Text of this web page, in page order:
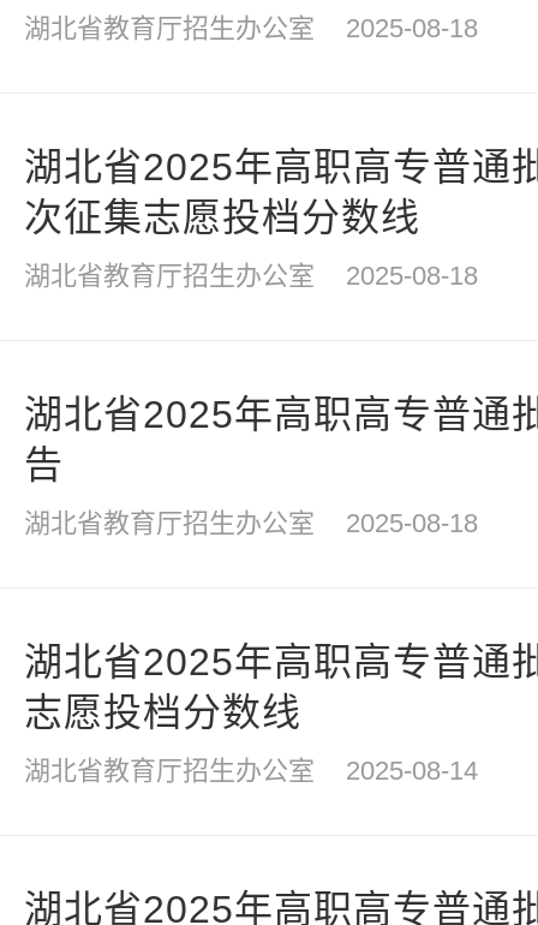
湖北省教育厅招生办公室 2025-08-18
湖北省2025年高职高专普通
次征集志愿投档分数线
湖北省教育厅招生办公室 2025-08-18
湖北省2025年高职高专普通
告
湖北省教育厅招生办公室 2025-08-18
湖北省2025年高职高专普通
志愿投档分数线
湖北省教育厅招生办公室 2025-08-14
湖北省2025年高职高专普通